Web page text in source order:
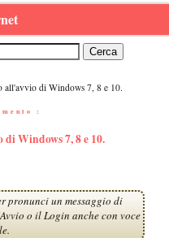
all'avvio di Windows 7, 8 e 10.
:
Windows 7, 8 e 10.
pronunci un messaggio di
o il Login anche con voce